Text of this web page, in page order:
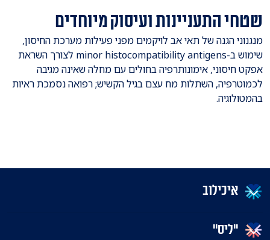
שטחי התעניינות ועיסוק מיוחדים
מנגנוני הגנה של תאי אב לויקמים מפני פעילות מערכת החיסון,
שימוש ב-minor histocompatibility antigens לצורך השראת
אפקט חיסוני, אימונותרפיה בחולים עם מחלה שאינה מגיבה
לכמוטרפיה, השתלות מח עצם בגיל הקשיש; רפואה נסמכת ראיות
בהמטולוגיה.
איכילוב
"ליס"